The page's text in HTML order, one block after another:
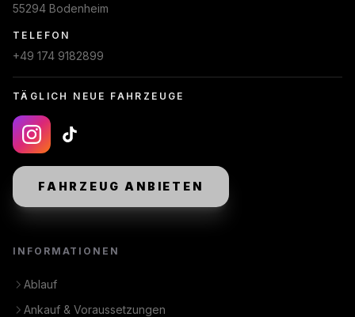
55294 Bodenheim
TELEFON
+49 174 9182899
TÄGLICH NEUE FAHRZEUGE
FAHRZEUG ANBIETEN
INFORMATIONEN
Ablauf
Ankauf & Voraussetzungen